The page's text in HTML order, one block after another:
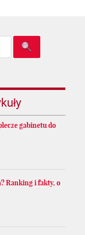
gabinetu do
Ranking i fakty, o